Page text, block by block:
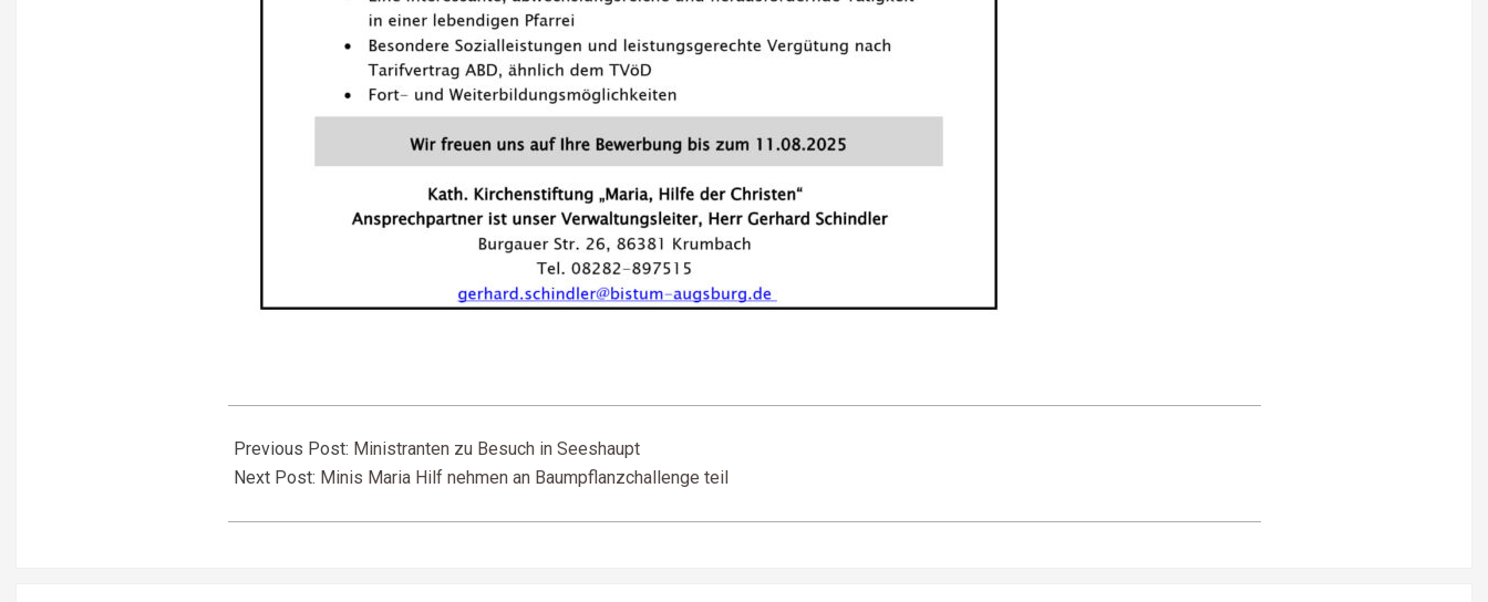
07-
29
Previous Post: Ministranten zu Besuch in Seeshaupt
Next Post: Minis Maria Hilf nehmen an Baumpflanzchallenge teil